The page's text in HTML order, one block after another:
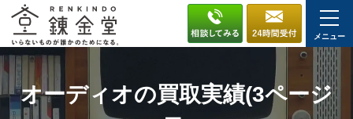
メニュー
オーディオの買取実績(3ページ